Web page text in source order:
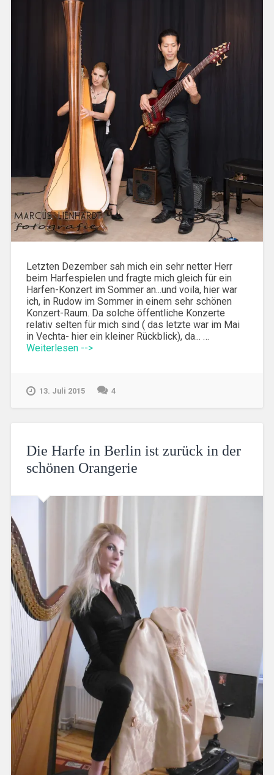
Letzten Dezember sah mich ein sehr netter Herr
beim Harfespielen und fragte mich gleich für ein
Harfen-Konzert im Sommer an...und voila, hier war
ich, in Rudow im Sommer in einem sehr schönen
Konzert-Raum. Da solche öffentliche Konzerte
relativ selten für mich sind ( das letzte war im Mai
in Vechta- hier ein kleiner Rückblick), da... …
Weiterlesen -->
13. Juli 2015 4
Die Harfe in Berlin ist zurück in der
schönen Orangerie